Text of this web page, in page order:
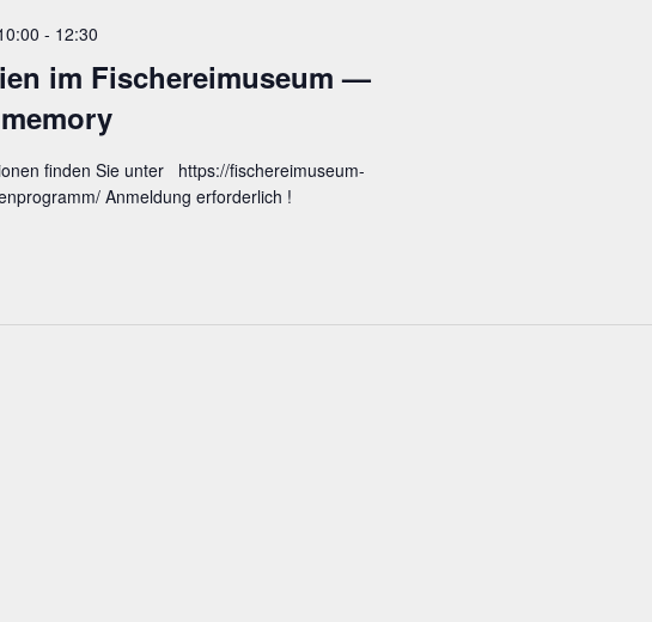
im Fische­rei­mu­se­um —
- 12:30
finden Sie unter https://fischereimuseum-
Anmeldung erforderlich !